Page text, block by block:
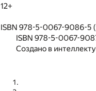
12+
ISBN 978-5-0067-9086-5
ISBN 978-5-0067-
Создано в